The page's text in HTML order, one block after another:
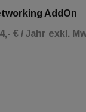
AddOn
€ / Jahr exkl.